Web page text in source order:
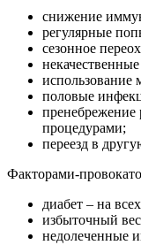
снижение
регулярные
сезонное
использование
половые
пренебрежение
процедурами;
переезд в
Факторами-
диабет – на
избыточный
недолеченные